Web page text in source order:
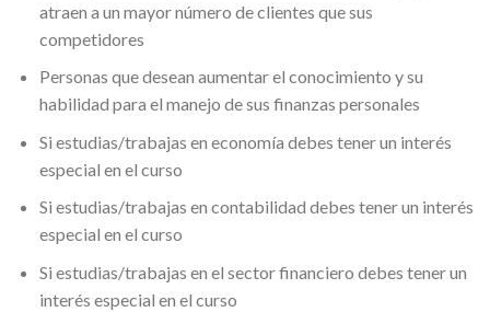
atraen a un mayor número de clientes que sus
competidores
Personas que desean aumentar el conocimiento y su
habilidad para el manejo de sus finanzas personales
Si estudias/trabajas en economía debes tener un interés
especial en el curso
Si estudias/trabajas en contabilidad debes tener un interés
especial en el curso
Si estudias/trabajas en el sector financiero debes tener un
interés especial en el curso